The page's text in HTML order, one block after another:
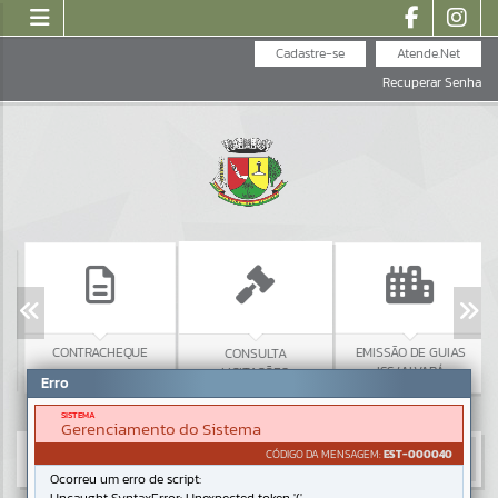
Atende.Net
Cadastre-se
Recuperar Senha
CONTRACHEQUE
CONSULTA
LICITAÇÕES
EMISSÃO DE GUIAS
ISS/ALVARÁ
Erro
SISTEMA
Gerenciamento do Sistema
CÓDIGO DA MENSAGEM:EST-000040
Ocorreu um erro de script: